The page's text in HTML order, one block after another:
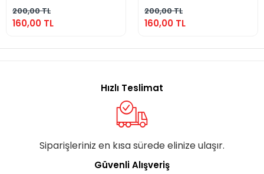
200,00 TL
160,00 TL
200,00 TL
160,00 TL
Hızlı Teslimat
Siparişleriniz en kısa sürede elinize ulaşır.
Güvenli Alışveriş